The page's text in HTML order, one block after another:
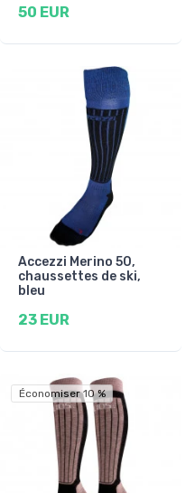
50 EUR
Accezzi Merino 50,
chaussettes de ski,
bleu
23 EUR
Économiser 10 %